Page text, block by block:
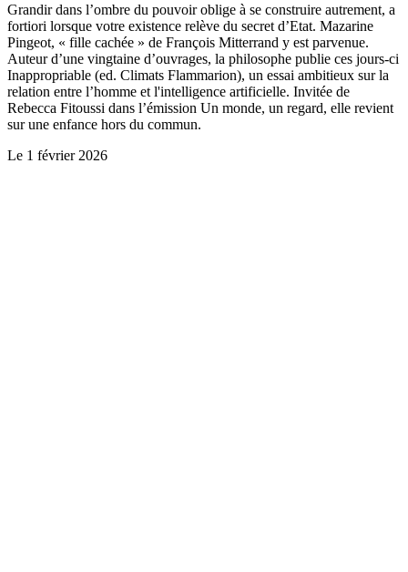
Grandir dans l’ombre du pouvoir oblige à se construire autrement, a
fortiori lorsque votre existence relève du secret d’Etat. Mazarine
Pingeot, « fille cachée » de François Mitterrand y est parvenue.
Auteur d’une vingtaine d’ouvrages, la philosophe publie ces jours-ci
Inappropriable (ed. Climats Flammarion), un essai ambitieux sur la
relation entre l’homme et l'intelligence artificielle. Invitée de
Rebecca Fitoussi dans l’émission Un monde, un regard, elle revient
sur une enfance hors du commun.
Le 1 février 2026